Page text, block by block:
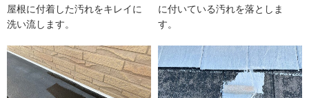
屋根に付着した汚れをキレイに
洗い流します。
に付いている汚れを落としま
す。